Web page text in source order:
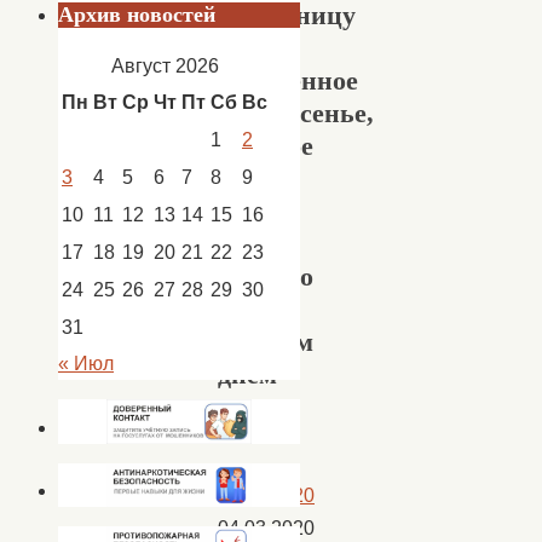
Масленицу
Прощённое
воскресенье,
которое
в
этом
году
совпало
первым
днём
весны.
03.03.2020
04.03.2020
Архив новостей
Август 2026
Пн Вт Ср Чт Пт Сб Вс
1
2
3
4 5 6 7 8
9
10 11 12 13 14 15 16
17 18 19 20 21 22 23
24 25 26 27 28 29 30
31
« Июл